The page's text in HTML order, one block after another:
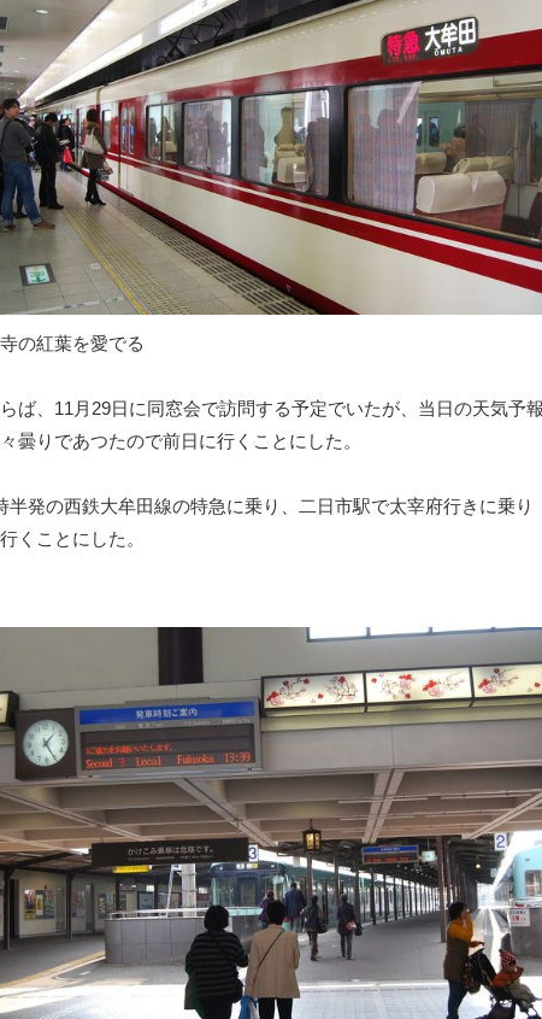
の紅葉を愛でる
ば、11月29日に同窓会で訪問する予定でいたが、当日の天気予報
曇りであつたので前日に行くことにした。
半発の西鉄大牟田線の特急に乗り、二日市駅で太宰府行きに乗り
くことにした。